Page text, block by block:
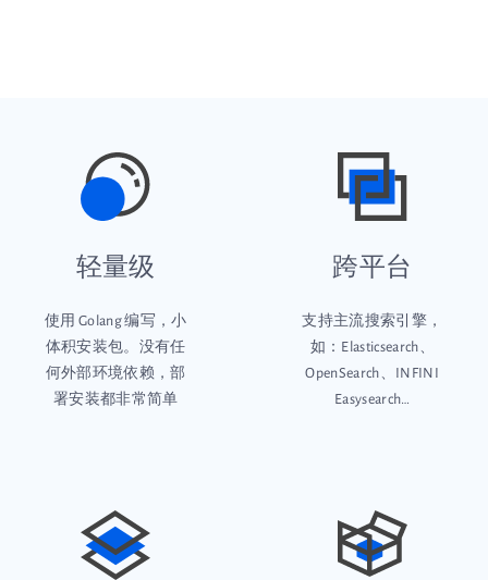
轻量级
使用 Golang 编写，小
体积安装包。没有任
何外部环境依赖，部
署安装都非常简单
跨平台
支持主流搜索引擎，
如：Elasticsearch、
OpenSearch、INFINI
Easysearch…